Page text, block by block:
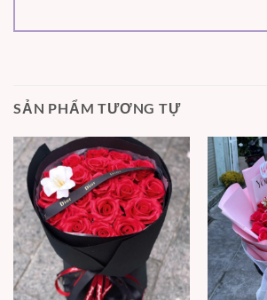
SẢN PHẨM TƯƠNG TỰ